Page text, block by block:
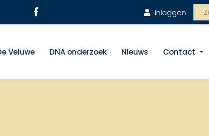
Inloggen
Veluwe DNA onderzoek Nieuws Contact